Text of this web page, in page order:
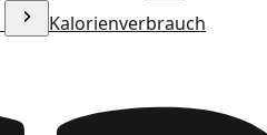
Kalorienverbrauch